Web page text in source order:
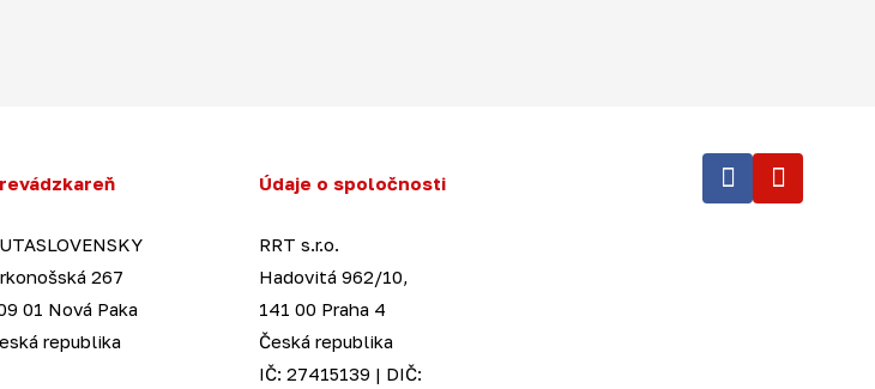
267
01 Nová Paka
republika
Údaje o spoločnosti
RRT s.r.o.
Hadovitá 962/10,
141 00 Praha 4
Česká republika
IČ: 27415139 | DIČ: